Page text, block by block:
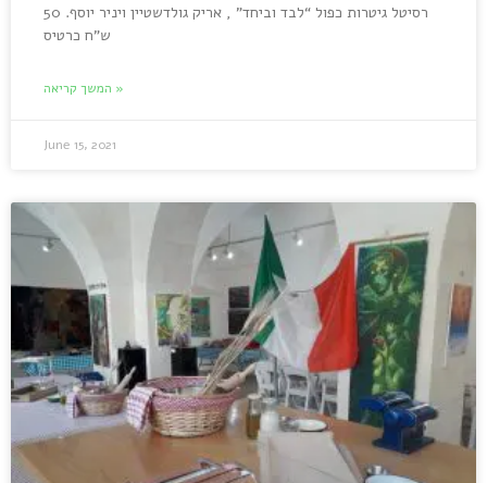
רסיטל גיטרות כפול “לבד וביחד” , אריק גולדשטיין ויניר יוסף. 50
ש”ח כרטיס
המשך קריאה »
June 15, 2021